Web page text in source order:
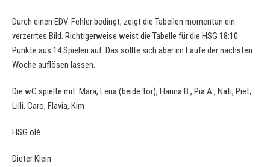
Durch einen EDV-Fehler bedingt, zeigt die Tabellen momentan ein
verzerrtes Bild. Richtigerweise weist die Tabelle für die HSG 18:10
Punkte aus 14 Spielen auf. Das sollte sich aber im Laufe der nächsten
Woche auflösen lassen.
Die wC spielte mit: Mara, Lena (beide Tor), Hanna B., Pia A., Nati, Piet,
Lilli, Caro, Flavia, Kim
HSG olé
Dieter Klein